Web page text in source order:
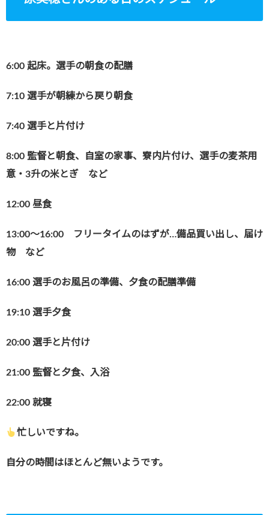
6:00 起床。選手の朝食の配膳
7:10 選手が朝練から戻り朝食
7:40 選手と片付け
8:00 監督と朝食、自室の家事、寮内片付け、選手の麦茶用
意・3升の米とぎ など
12:00 昼食
13:00～16:00
フリータイムのはずが…備品買い出し、届け
物 など
16:00 選手のお風呂の準備、夕食の配膳準備
19:10 選手夕食
20:00 選手と片付け
21:00 監督と夕食、入浴
22:00 就寝
忙しいですね。
自分の時間はほとんど無いようです。